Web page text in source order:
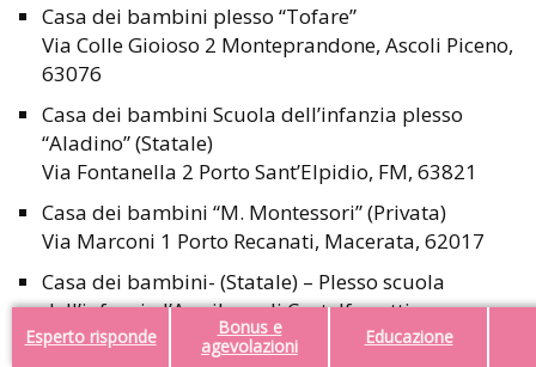
Esperto risponde
Bonus e
agevolazioni
Educazione
Casa dei bambini plesso “Tofare”
Via Colle Gioioso 2 Monteprandone, Ascoli Piceno,
63076
Casa dei bambini Scuola dell’infanzia plesso
“Aladino” (Statale)
Via Fontanella 2 Porto Sant’Elpidio, FM, 63821
Casa dei bambini “M. Montessori” (Privata)
Via Marconi 1 Porto Recanati, Macerata, 62017
Casa dei bambini- (Statale) – Plesso scuola
dell’infanzia l’Aquilone di Castelferretti
Via Marconi 10 Falconara Marittima, Ancona,